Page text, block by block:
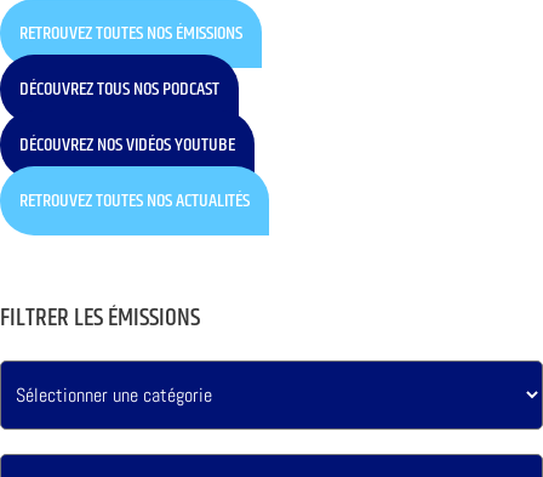
RETROUVEZ TOUTES NOS ÉMISSIONS
DÉCOUVREZ TOUS NOS PODCAST
DÉCOUVREZ NOS VIDÉOS YOUTUBE
RETROUVEZ TOUTES NOS ACTUALITÉS
FILTRER LES ÉMISSIONS